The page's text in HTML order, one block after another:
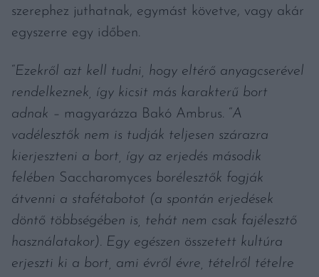
szerephez juthatnak, egymást követve, vagy akár
egyszerre egy időben.
Ezekről azt kell tudni, hogy eltérő anyagcserével
rendelkeznek, így kicsit más karakterű bort
adnak – magyarázza Bakó Ambrus. “ A
vadélesztők nem is tudják teljesen szárazra
kierjeszteni a bort, így az erjedés második
felében Saccharomyces borélesztők fogják
átvenni a stafétabotot (a spontán erjedések
döntő többségében is, tehát nem csak fajélesztő
használatakor). Egy egészen összetett kultúra
erjeszti ki a bort, ami évről évre, tételről tételre